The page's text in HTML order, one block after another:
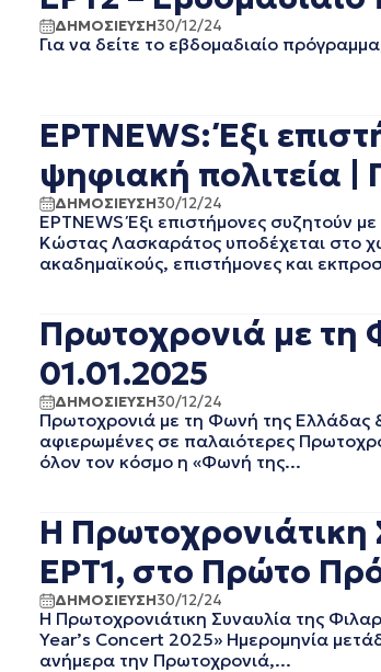
ΙΟΥΝΙΟΣ 2023
ΜΑΡΤΙΟΣ 2023
ΦΕΒΡΟΥΑΡΙΟΣ 2023
ΙΑΝΟΥΑΡΙΟΣ 2023
ΝΟΕΜΒΡΙΟΣ 2022
ΟΚΤΩΒΡΙΟΣ 2022
ΣΕΠΤΕΜΒΡΙΟΣ 2022
ΙΟΥΛΙΟΣ 2022
ΙΟΥΝΙΟΣ 2022
ΜΑΡΤΙΟΣ 2022
ΦΕΒΡΟΥΑΡΙΟΣ 2022
ΝΟΕΜΒΡΙΟΣ 2021
ΟΚΤΩΒΡΙΟΣ 2021
ΣΕΠΤΕΜΒΡΙΟΣ 2021
ΙΟΥΛΙΟΣ 2021
ΙΟΥΝΙΟΣ 2021
ΔΗΜΟΣΙΕΥΣΗ30/12/24
Για να δείτε το εβδομαδιαίο
ΕΡΤNEWS: Έξι
ψηφιακή πολιτεία |
ΔΗΜΟΣΙΕΥΣΗ30/12/24
ΕΡΤNEWS Έξι επιστήμονες συζητούν
Κώστας Λασκαράτος υποδέχεται στο
ακαδημαϊκούς, επιστήμονες και
Πρωτοχρονιά με τη
01.01.2025
ΔΗΜΟΣΙΕΥΣΗ30/12/24
Πρωτοχρονιά με τη Φωνή της Ελλάδας
αφιερωμένες σε παλαιότερες
όλον τον κόσμο η «Φωνή της...
Η Πρωτοχρονιάτικη
ΕΡΤ1, στο Πρώτο
ΔΗΜΟΣΙΕΥΣΗ30/12/24
Η Πρωτοχρονιάτικη Συναυλία της
Year’s Concert 2025» Ημερομηνία
ανήμερα την Πρωτοχρονιά,...